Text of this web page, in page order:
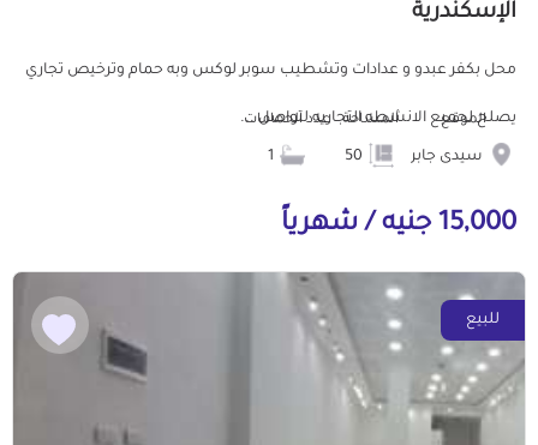
الإسكندرية
محل بكفر عبدو و عدادات وتشطيب سوبر لوكس وبه حمام وترخيص تجاري
يصلح لجميع الانشطه التجاريه لتواصل ...
الموقع
سيدى جابر
المساحة عدد الحمامات
15,000 جنيه / شهرياً
للبيع